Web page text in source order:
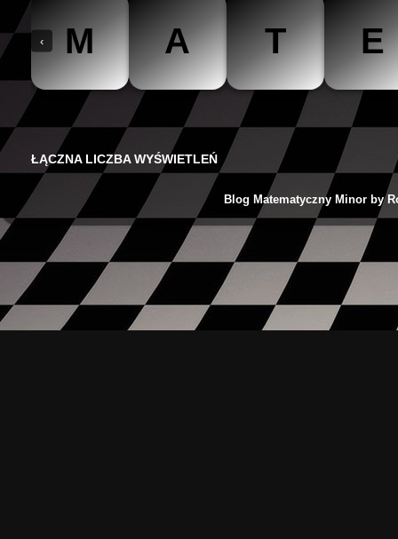
‹ M A T E
ŁĄCZNA LICZBA WYŚWIETLEŃ
Blog Matematyczny Minor by